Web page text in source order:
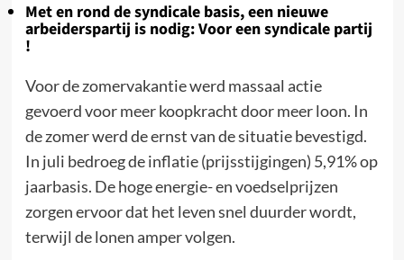
Met en rond de syndicale basis, een nieuwe
arbeiderspartij is nodig: Voor een syndicale partij
!
Voor de zomervakantie werd massaal actie
gevoerd voor meer koopkracht door meer loon. In
de zomer werd de ernst van de situatie bevestigd.
In juli bedroeg de inflatie (prijsstijgingen) 5,91% op
jaarbasis. De hoge energie- en voedselprijzen
zorgen ervoor dat het leven snel duurder wordt,
terwijl de lonen amper volgen.